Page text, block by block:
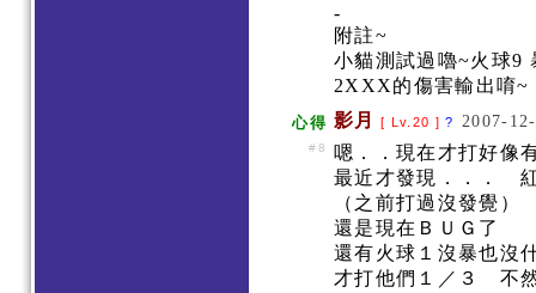
-
附註~
小貓測試過嚕~火球9
2XXX的傷害輸出唷
心得 影月 [ Lv.20 ]? 2007-
#8
嗯．．現在才打好像
最近才發現．．．
（之前打過沒發覺）
還是現在ＢＵＧ了
還有火球１沒暴也
才打他們１／３ 不